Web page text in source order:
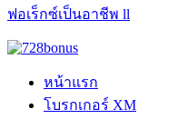
ฟอเร็กซ์เป็นอาชีพ ll
หน้าแรก
โบรกเกอร์ XM